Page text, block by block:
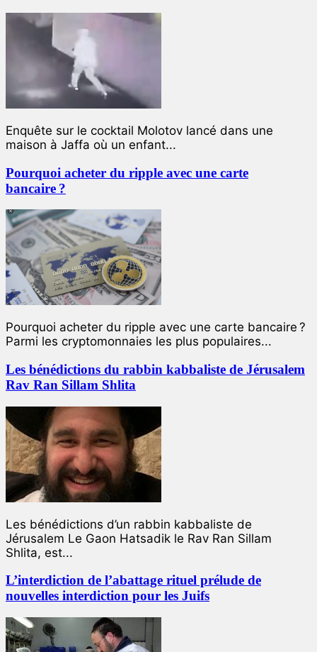
Enquête sur le cocktail Molotov lancé dans une
maison à Jaffa où un enfant...
Pourquoi acheter du ripple avec une carte
bancaire ?
Pourquoi acheter du ripple avec une carte bancaire ?
Parmi les cryptomonnaies les plus populaires...
Les bénédictions du rabbin kabbaliste de Jérusalem
Rav Ran Sillam Shlita
Les bénédictions d’un rabbin kabbaliste de
Jérusalem Le Gaon Hatsadik le Rav Ran Sillam
Shlita, est...
L’interdiction de l’abattage rituel prélude de
nouvelles interdiction pour les Juifs